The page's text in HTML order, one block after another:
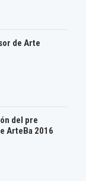
de Arte
del pre
ArteBa 2016